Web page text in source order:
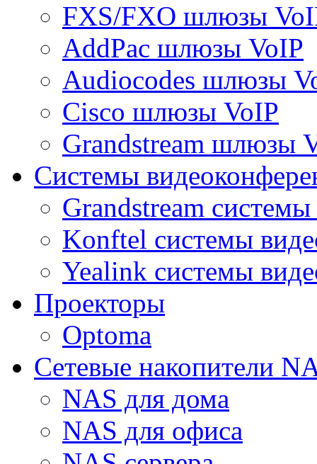
FXS/FXO шлюзы
AddPac шлюзы VoIP
Audiocodes шлюзы
Cisco шлюзы VoIP
Grandstream шлюзы
Системы
Grandstream
Konftel системы
Yealink системы
Проекторы
Optoma
Сетевые накопители
NAS для дома
NAS для офиса